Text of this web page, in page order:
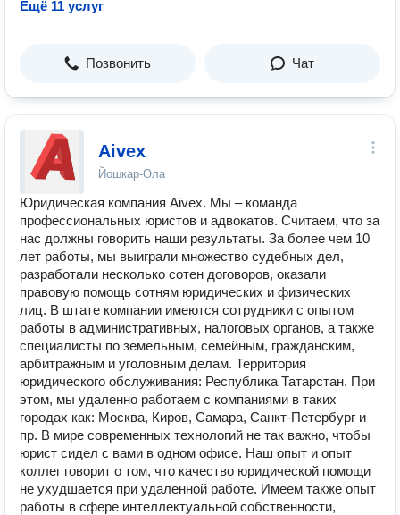
Ещё 11 услуг
Позвонить Чат
Aivex
Йошкар-Ола
Юридическая компания Aivex. Мы – команда
профессиональных юристов и адвокатов. Считаем, что за
нас должны говорить наши результаты. За более чем 10
лет работы, мы выиграли множество судебных дел,
разработали несколько сотен договоров, оказали
правовую помощь сотням юридических и физических
лиц. В штате компании имеются сотрудники с опытом
работы в административных, налоговых органов, а также
специалисты по земельным, семейным, гражданским,
арбитражным и уголовным делам. Территория
юридического обслуживания: Республика Татарстан. При
этом, мы удаленно работаем с компаниями в таких
городах как: Москва, Киров, Самара, Санкт-Петербург и
пр. В мире современных технологий не так важно, чтобы
юрист сидел с вами в одном офисе. Наш опыт и опыт
коллег говорит о том, что качество юридической помощи
не ухудшается при удаленной работе. Имеем также опыт
работы в сфере интеллектуальной собственности,